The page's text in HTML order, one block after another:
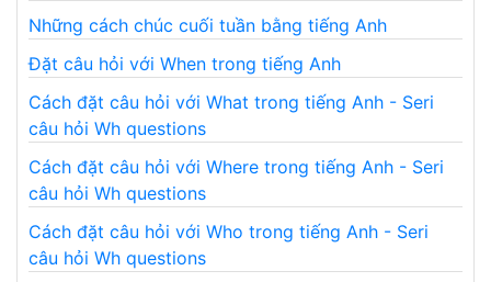
Những cách chúc cuối tuần bằng tiếng Anh
Đặt câu hỏi với When trong tiếng Anh
Cách đặt câu hỏi với What trong tiếng Anh - Seri
câu hỏi Wh questions
Cách đặt câu hỏi với Where trong tiếng Anh - Seri
câu hỏi Wh questions
Cách đặt câu hỏi với Who trong tiếng Anh - Seri
câu hỏi Wh questions